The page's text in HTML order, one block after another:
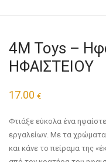
4M Toys –
ΗΦΑΙΣΤΕΙΟΥ
17.00 €
Φτιάξε εύκολα ένα
εργαλείων. Με τα χρώματα
και κάνε το πείραμα της